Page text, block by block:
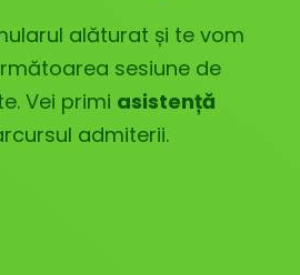
alăturat și te vom
sesiune de
Vei primi asistență
admiterii.